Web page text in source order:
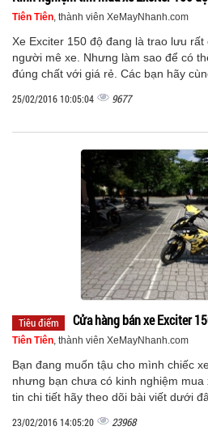
Tiên Tiên, thành viên XeMayNhanh.com
Xe Exciter 150 độ đang là trao lưu
người mê xe. Nhưng làm sao để có
đúng chất với giá rẻ. Các bạn hãy
25/02/2016 10:05:04 9677
Tiêu điểm Cửa hàng bán xe Exciter
Tiên Tiên, thành viên XeMayNhanh.com
Bạn đang muốn tậu cho mình chiếc
nhưng bạn chưa có kinh nghiệm
tin chi tiết hãy theo dõi bài viết dưới
23/02/2016 14:05:20 23968